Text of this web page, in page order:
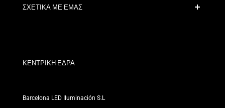
Επικοινωνία
ΣΧΕΤΙΚΑ ΜΕ ΕΜΑΣ
Τα Καταστήματά μας
ΚΕΝΤΡΙΚΗ ΕΔΡΑ
Barcelona LED Iluminación S.L